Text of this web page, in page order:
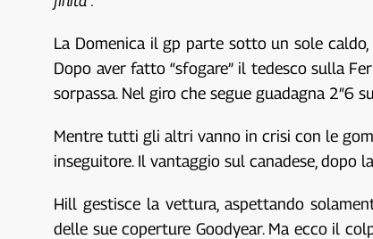
La Domenica il gp parte sotto un sole
Dopo aver fatto “sfogare” il tedesco sulla
sorpassa. Nel giro che segue guadagna 2″6
Mentre tutti gli altri vanno in crisi con le
inseguitore. Il vantaggio sul canadese, dopo
Hill gestisce la vettura, aspettando
delle sue coperture Goodyear. Ma ecco il